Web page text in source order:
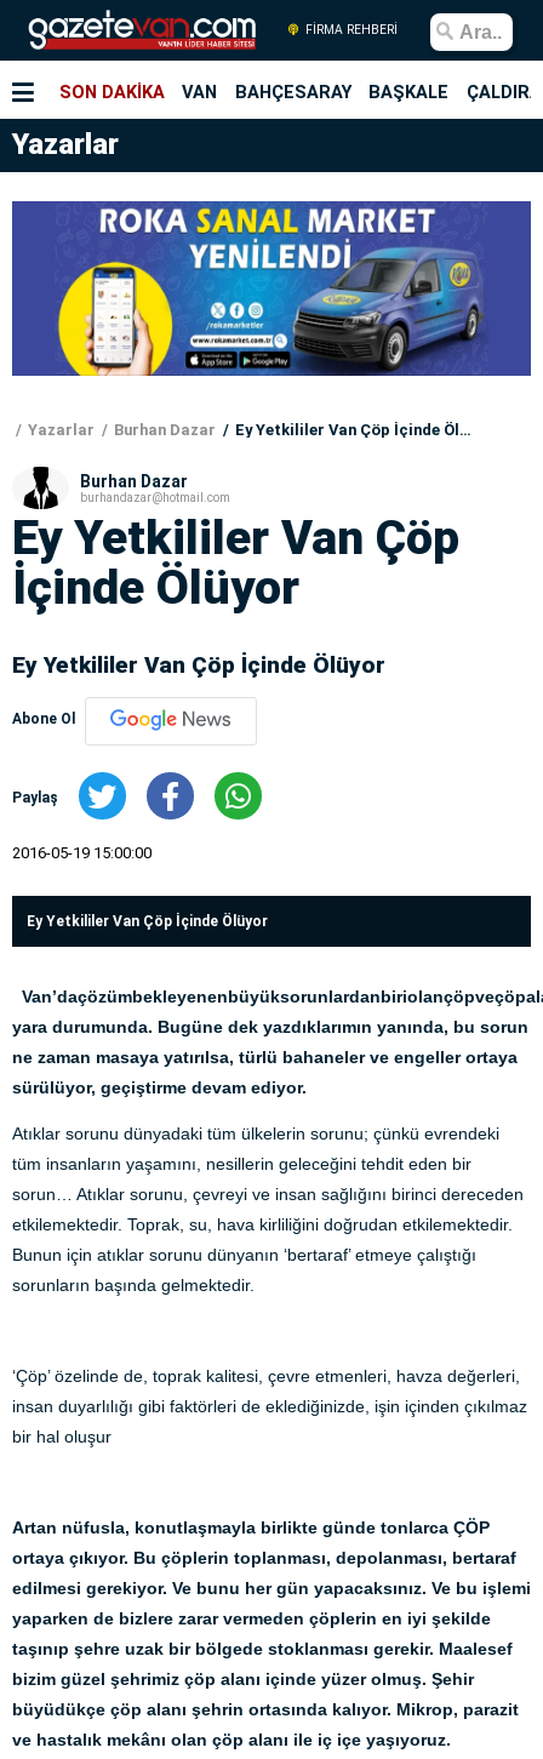
FİRMA REHBERİ
SON DAKİKA VAN BAHÇESARAY BAŞKALE
Yazarlar
Yazarlar Burhan Dazar Ey Yetkililer Van Çöp İçinde Ölüyor
Burhan Dazar
burhandazar@hotmail.com
Ey Yetkililer Van Çöp
İçinde Ölüyor
Ey Yetkililer Van Çöp İçinde Ölüyor
Abone Ol
Paylaş
2016-05-19 15:00:00
Ey Yetkililer Van Çöp İçinde Ölüyor
yara durumunda. Bugüne dek yazdıklarımın yanında, bu sorun
ne zaman masaya yatırılsa, türlü bahaneler ve engeller ortaya
sürülüyor, geçiştirme devam ediyor.
Atıklar sorunu dünyadaki tüm ülkelerin sorunu; çünkü evrendeki
tüm insanların yaşamını, nesillerin geleceğini tehdit eden bir
sorun… Atıklar sorunu, çevreyi ve insan sağlığını birinci dereceden
etkilemektedir. Toprak, su, hava kirliliğini doğrudan etkilemektedir.
Bunun için atıklar sorunu dünyanın ‘bertaraf’ etmeye çalıştığı
sorunların başında gelmektedir.
‘Çöp’ özelinde de, toprak kalitesi, çevre etmenleri, havza değerleri,
insan duyarlılığı gibi faktörleri de eklediğinizde, işin içinden çıkılmaz
bir hal oluşur
Artan nüfusla, konutlaşmayla birlikte günde tonlarca ÇÖP
ortaya çıkıyor. Bu çöplerin toplanması, depolanması, bertaraf
edilmesi gerekiyor. Ve bunu her gün yapacaksınız. Ve bu işlemi
yaparken de bizlere zarar vermeden çöplerin en iyi şekilde
taşınıp şehre uzak bir bölgede stoklanması gerekir. Maalesef
bizim güzel şehrimiz çöp alanı içinde yüzer olmuş. Şehir
büyüdükçe çöp alanı şehrin ortasında kalıyor. Mikrop, parazit
ve hastalık mekânı olan çöp alanı ile iç içe yaşıyoruz.